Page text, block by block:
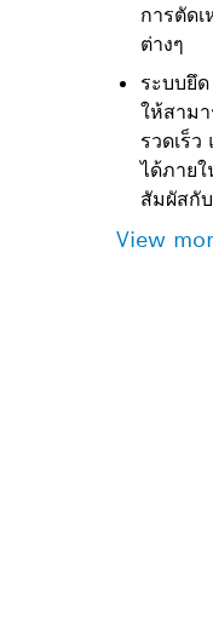
การตัด
ต่างๆ
ระบบยึ
ให้สาม
รวดเร็
ได้ภาย
สัมผัสกั
View